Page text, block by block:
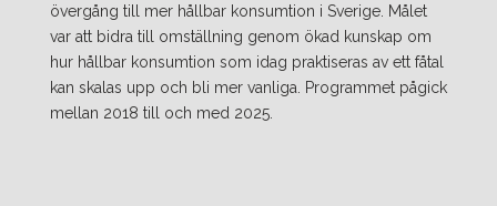
övergång till mer hållbar konsumtion i Sverige. Målet
var att bidra till omställning genom ökad kunskap om
hur hållbar konsumtion som idag praktiseras av ett fåtal
kan skalas upp och bli mer vanliga. Programmet pågick
mellan 2018 till och med 2025.